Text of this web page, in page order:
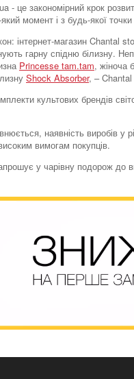
- це закономірний крок
момент і з будь-якої
інтернет-магазин
гарну спідню білизну.
Princesse tam.tam, жіноча
Shock Absorber, –
культових брендів
наявність виробів у
вимогам покупців.
у чарівну подорож до